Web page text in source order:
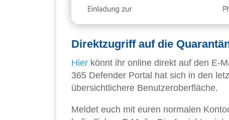
Direktzugriff auf die
Hier könnt ihr online direkt auf den E-
365 Defender Portal hat sich in den
übersichtlichere Benutzeroberfläche.
Meldet euch mit euren normalen